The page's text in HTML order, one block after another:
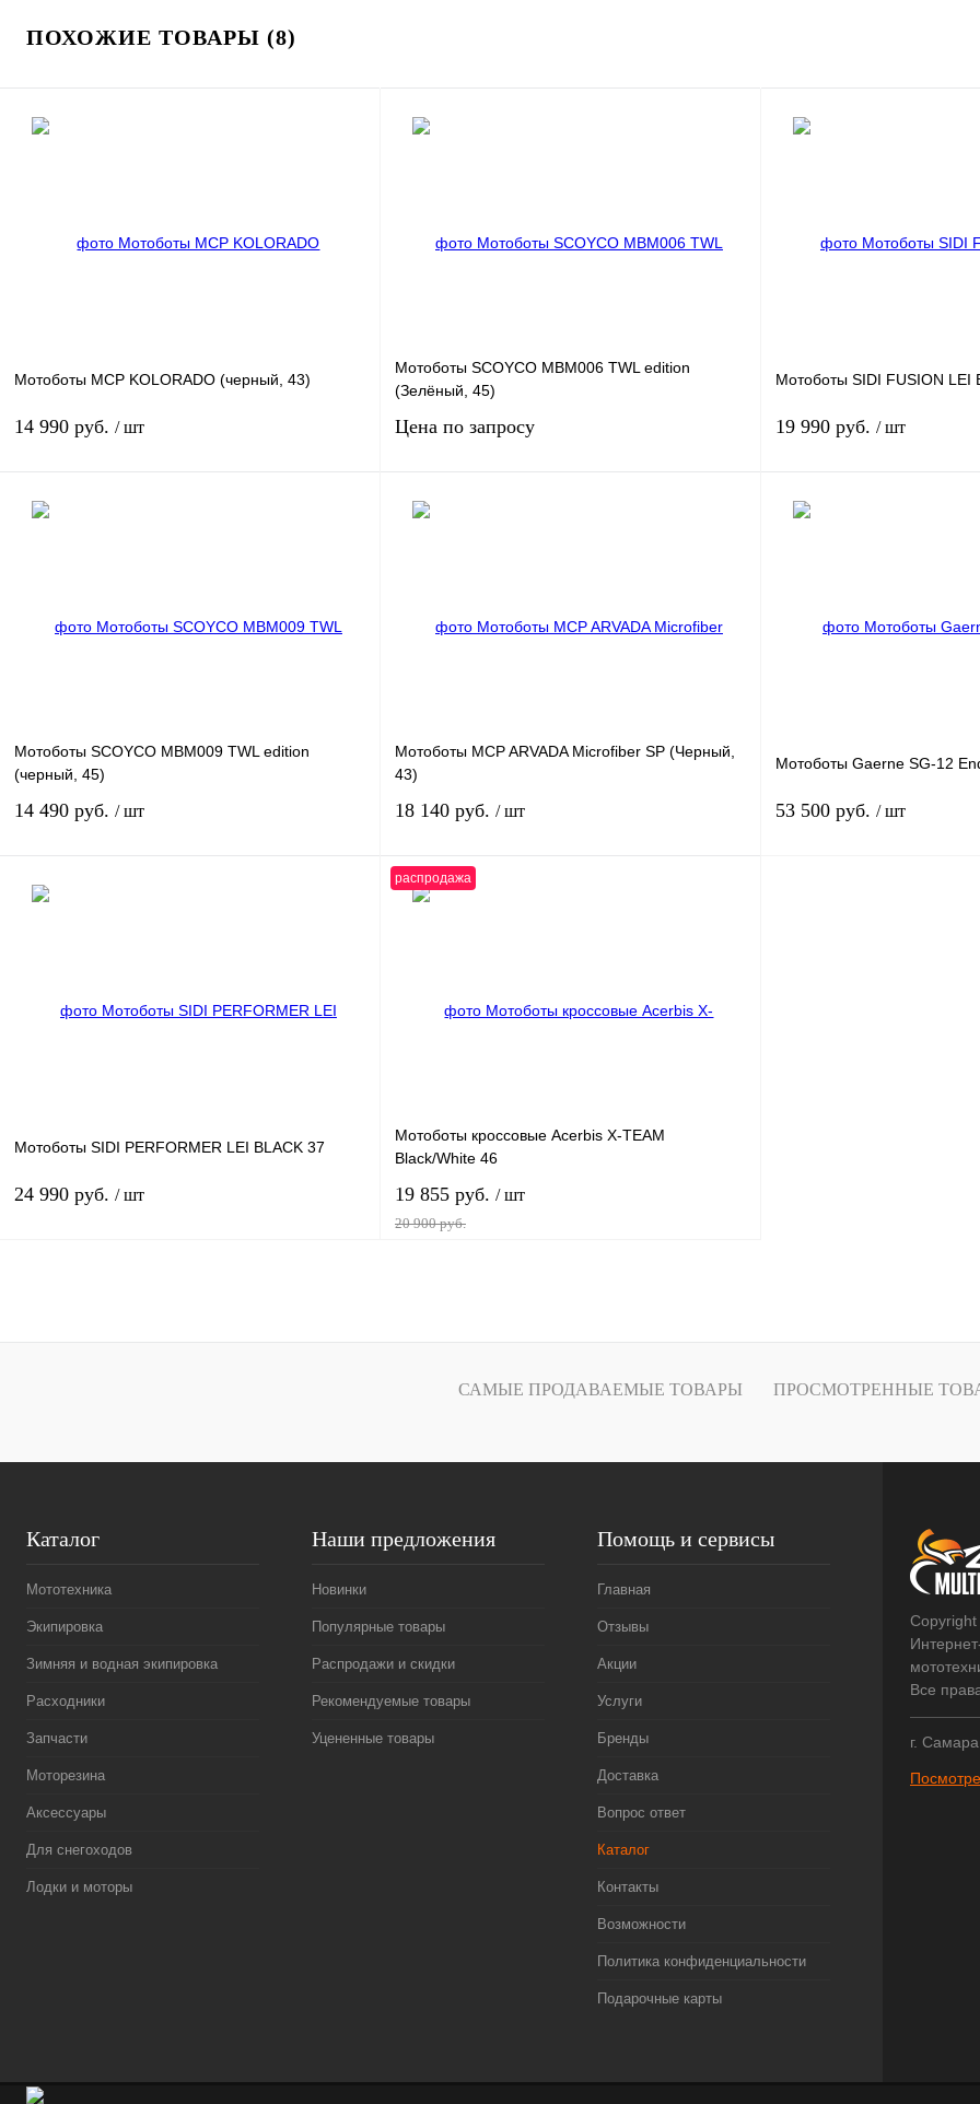
ПОХОЖИЕ ТОВАРЫ (8)
Мотоботы MCP KOLORADO (черный, 43)
14 990 руб. / шт
Мотоботы SCOYCO MBM006 TWL edition
(Зелёный, 45)
Цена по запросу
Мотоботы SIDI FUSION LEI
19 990 руб. / шт
Мотоботы SCOYCO MBM009 TWL edition
(черный, 45)
14 490 руб. / шт
Мотоботы MCP ARVADA Microfiber SP (Черный,
43)
18 140 руб. / шт
Мотоботы Gaerne SG-12
53 500 руб. / шт
Мотоботы SIDI PERFORMER LEI BLACK 37
24 990 руб. / шт
Купить в 1 клик К сравнению
распродажа
Мотоботы кроссовые Acerbis X-TEAM
Black/White 46
19 855 руб. / шт
20 900 руб.
Купить в 1 клик К сравнению
САМЫЕ ПРОДАВАЕМЫЕ ТОВАРЫ ПРОСМОТРЕННЫЕ
Каталог
Мототехника
Экипировка
Зимняя и водная экипировка
Расходники
Запчасти
Моторезина
Аксессуары
Для снегоходов
Лодки и моторы
Наши предложения
Новинки
Популярные товары
Распродажи и скидки
Рекомендуемые товары
Уцененные товары
Помощь и сервисы
Главная
Отзывы
Акции
Услуги
Бренды
Доставка
Вопрос ответ
Каталог
Контакты
Возможности
Политика конфиденциальности
Подарочные карты
Все
г.